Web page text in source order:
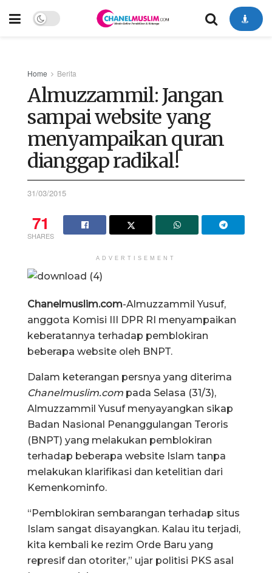
Home Berita
Almuzzammil: Jangan
sampai website yang
menyampaikan quran
dianggap radikal!
31/03/2015
71
SHARES
ADVERTISEMENT
Chanelmuslim.com-Almuzzammil Yusuf,
anggota Komisi III DPR RI menyampaikan
keberatannya terhadap pemblokiran
beberapa website oleh BNPT.
Dalam keterangan persnya yang diterima
Chanelmuslim.com pada Selasa (31/3),
Almuzzammil Yusuf menyayangkan sikap
Badan Nasional Penanggulangan Teroris
(BNPT) yang melakukan pemblokiran
terhadap beberapa website Islam tanpa
melakukan klarifikasi dan ketelitian dari
Kemenkominfo.
“Pemblokiran sembarangan terhadap situs
Islam sangat disayangkan. Kalau itu terjadi,
kita kembali ke rezim Orde Baru yang
represif dan otoriter,” ujar politisi PKS asal